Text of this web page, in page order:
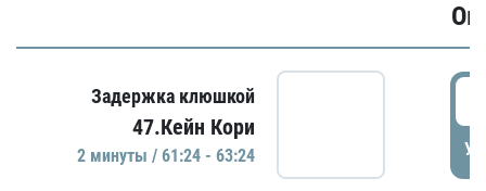
Задержка клюшкой
47.Кейн Кори
2 минуты / 61:24 - 63:24